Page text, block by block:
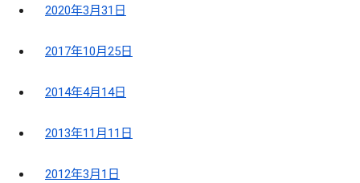
2020年3月31日
2017年10月25日
2014年4月14日
2013年11月11日
2012年3月1日